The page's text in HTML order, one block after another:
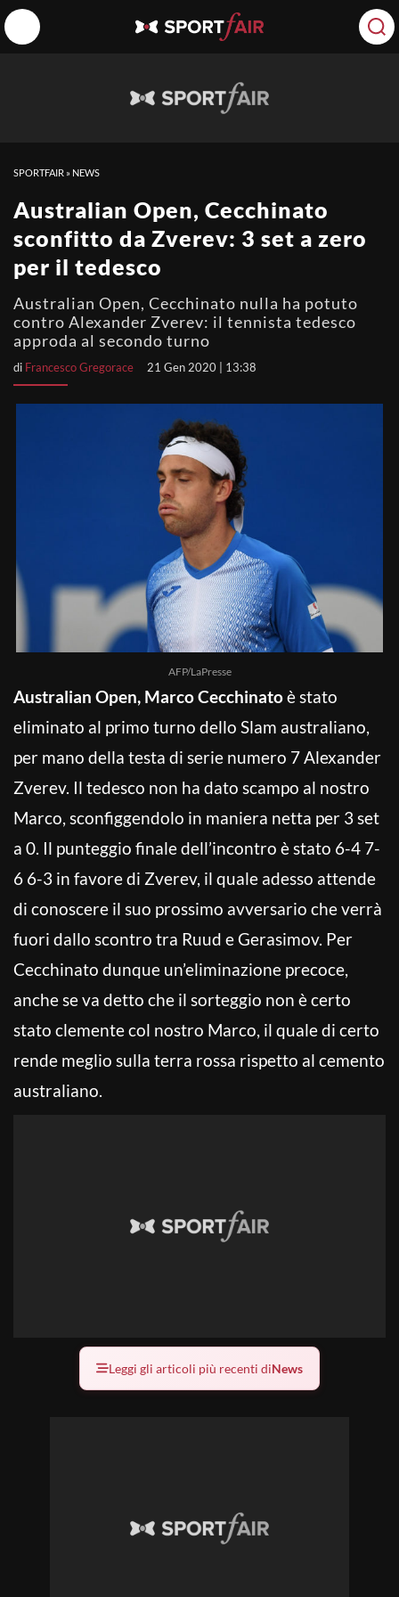
SPORTFAIR » NEWS
Australian Open, Cecchinato
sconfitto da Zverev: 3 set a zero
per il tedesco
Australian Open, Cecchinato nulla ha potuto
contro Alexander Zverev: il tennista tedesco
approda al secondo turno
di Francesco Gregorace 21 Gen 2020 | 13:38
AFP/LaPresse
Australian Open, Marco Cecchinatoè stato
eliminato al primo turno dello Slam australiano,
per mano della testa di serie numero 7 Alexander
Zverev. Il tedesco non ha dato scampo al nostro
Marco, sconfiggendolo in maniera netta per 3 set
a 0. Il punteggio finale dell’incontro è stato 6-4 7-
6 6-3 in favore di Zverev, il quale adesso attende
di conoscere il suo prossimo avversario che verrà
fuori dallo scontro tra Ruud e Gerasimov. Per
Cecchinato dunque un’eliminazione precoce,
anche se va detto che il sorteggio non è certo
stato clemente col nostro Marco, il quale di certo
rende meglio sulla terra rossa rispetto al cemento
australiano.
Leggi gli articoli più recenti diNews